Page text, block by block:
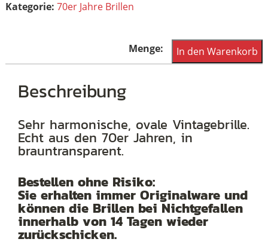
Kategorie: 70er Jahre Brillen
Ovale
Vintagebrille
Jahre,
aus
Menge
In den Warenkorb
Beschreibung
Sehr harmonische, ovale Vintagebrille.
Echt aus den 70er Jahren, in
brauntransparent.
Bestellen ohne Risiko:
Sie erhalten immer Originalware und
können die Brillen bei Nichtgefallen
innerhalb von 14 Tagen wieder
zurückschicken.